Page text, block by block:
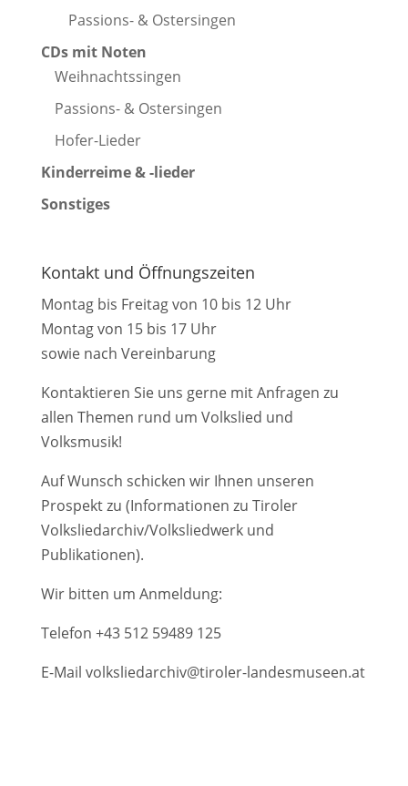
Passions- & Ostersingen
CDs mit Noten
Weihnachtssingen
Passions- & Ostersingen
Hofer-Lieder
Kinderreime & -lieder
Sonstiges
Kontakt und Öffnungszeiten
Montag bis Freitag von 10 bis 12 Uhr
Montag von 15 bis 17 Uhr
sowie nach Vereinbarung
Kontaktieren Sie uns gerne mit Anfragen zu
allen Themen rund um Volkslied und
Volksmusik!
Auf Wunsch schicken wir Ihnen unseren
Prospekt zu (Informationen zu Tiroler
Volksliedarchiv/Volksliedwerk und
Publikationen).
Wir bitten um Anmeldung:
Telefon +43 512 59489 125
E-Mail volksliedarchiv@tiroler-landesmuseen.at